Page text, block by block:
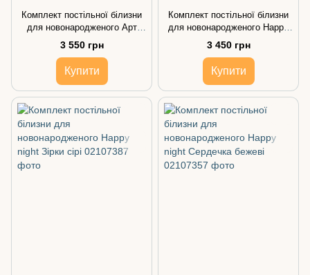
Комплект постільної білизни
для новонародженого Арт
Дизайн "Геометрія рожева"
3 550 грн
Купити
Комплект постільної білизни
для новонародженого Happy
night Метелики, колір пудра
3 450 грн
Купити